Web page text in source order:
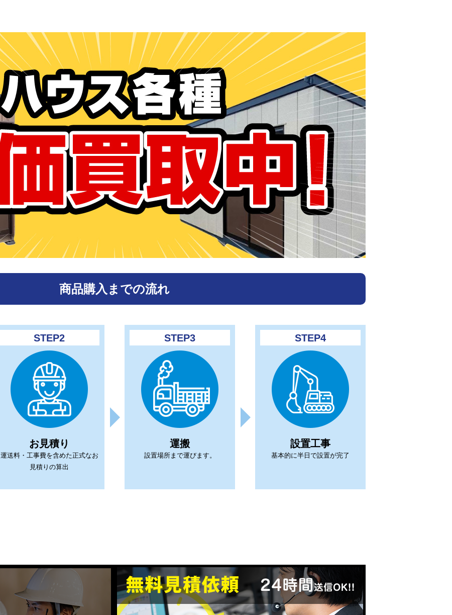
商品購入までの流れ
STEP2
お見積り
運送料・工事費を含めた正式なお
見積りの算出
STEP3
運搬
設置場所まで運びます。
STEP4
設置工事
基本的に半日で設置が完了